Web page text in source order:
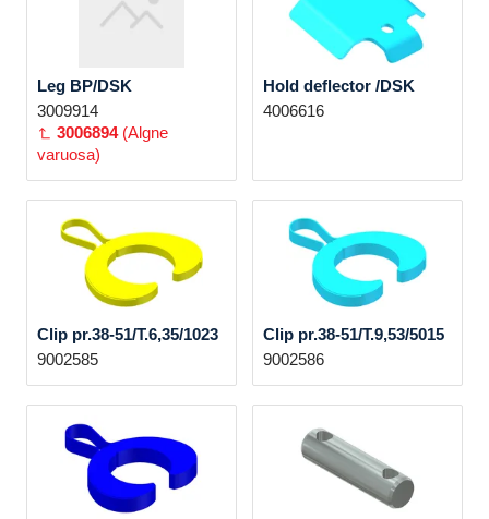
Leg BP/DSK
3009914
3006894 (Algne
varuosa)
Hold deflector /DSK
4006616
Clip pr.38-51/T.6,35/1023
9002585
Clip pr.38-51/T.9,53/5015
9002586